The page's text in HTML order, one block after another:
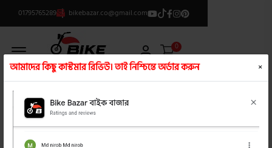
01795765289 bikebazar.co@gmail.com
Offcanvas Menu Open 0
ক্যাটাগরি লিস্ট/রিয়ার মাডগার্ড
আমাদের কিছু কাস্টমার রিভিউ। তাই নিশ্চিন্তে অর্ডার করুন ×